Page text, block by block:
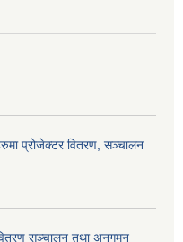
प्रोजेक्टर वितरण, सञ्चालन
सञ्चालन तथा अनुगमन